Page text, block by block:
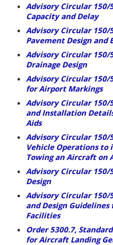
Advisory Circular 150/
Capacity and Delay
Advisory Circular 150/
Pavement Design and
Advisory Circular 150/
Drainage Design
Advisory Circular 150/
for Airport Markings
Advisory Circular 150/
and Installation
Aids
Advisory Circular 150/
Vehicle Operations to
Towing an Aircraft on
Advisory Circular 150/
Design
Advisory Circular 150/
and Design
Facilities
Order 5300.7,
for Aircraft Landing